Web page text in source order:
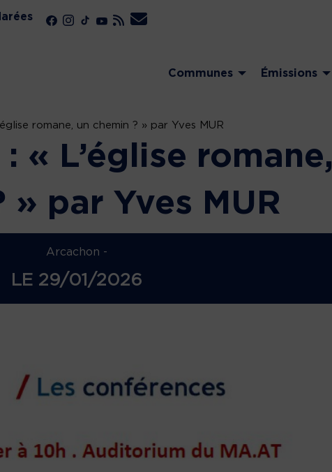
Communes Émissions
romane, un chemin ? » par Yves MUR
« L’église romane,
» par Yves MUR
Arcachon -
LE 29/01/2026